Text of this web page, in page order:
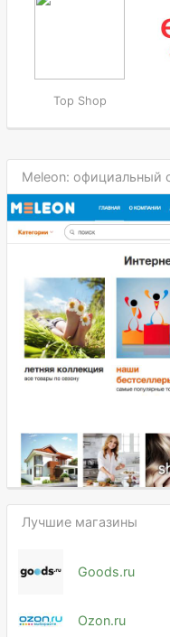
Top Shop
Meleon: официальный
Лучшие магазины
Goods.ru
Ozon.ru